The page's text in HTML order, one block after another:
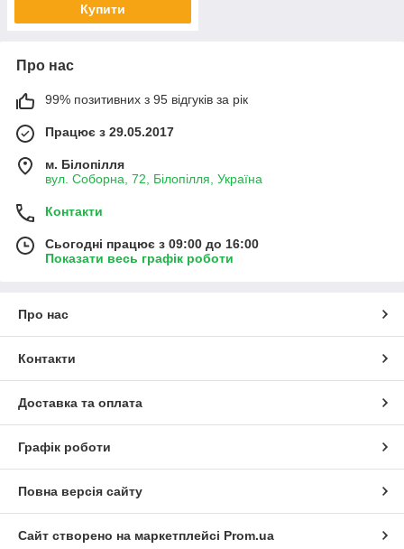
Купити
Про нас
99% позитивних з 95 відгуків за рік
Працює з 29.05.2017
м. Білопілля
вул. Соборна, 72, Білопілля, Україна
Контакти
Сьогодні працює з 09:00 до 16:00
Показати весь графік роботи
Про нас
Контакти
Доставка та оплата
Графік роботи
Повна версія сайту
Сайт створено на маркетплейсі Prom.ua